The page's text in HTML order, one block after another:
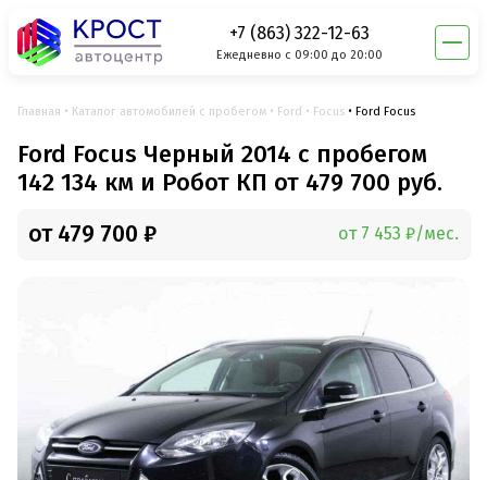
+7 (863) 322-12-63
Ежедневно с 09:00 до 20:00
Главная Каталог автомобилей с пробегом Ford Focus Ford Focus
Ford Focus Черный 2014 с пробегом
142 134 км и Робот КП от 479 700 руб.
от 479 700 ₽ от 7 453 ₽/мес.